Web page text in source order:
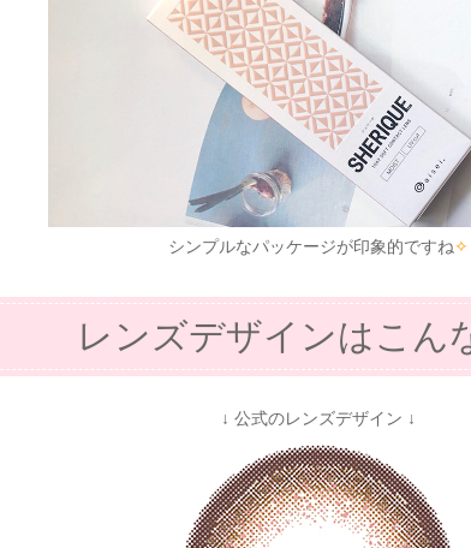
シンプルなパッケージが印象的ですね✧
レンズデザインはこん
↓ 公式のレンズデザイン ↓